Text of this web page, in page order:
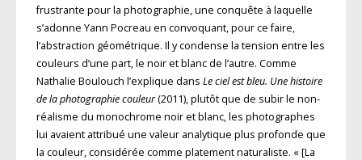
frustrante pour la photographie, une conquête à laquelle
s’adonne Yann Pocreau en convoquant, pour ce faire,
l’abstraction géométrique. Il y condense la tension entre les
couleurs d’une part, le noir et blanc de l’autre. Comme
Nathalie Boulouch l’explique dans Le ciel est bleu. Une histoire
de la photographie couleur(2011), plutôt que de subir le non-
réalisme du monochrome noir et blanc, les photographes
lui avaient attribué une valeur analytique plus profonde que
la couleur, considérée comme platement naturaliste. « [La